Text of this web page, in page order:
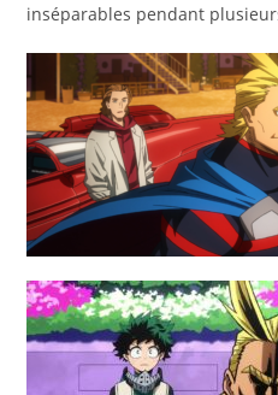
inséparables pendant